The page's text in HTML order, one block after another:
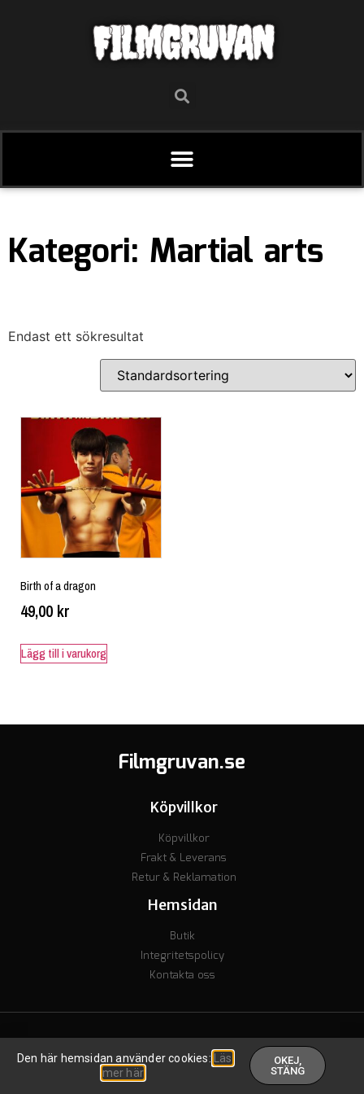
FILMGRUVAN
Kategori: Martial arts
Endast ett sökresultat
Birth of a dragon
49,00 kr
Lägg till i varukorg
Filmgruvan.se
Köpvillkor
Köpvillkor
Frakt & Leverans
Retur & Reklamation
Hemsidan
Butik
Integritetspolicy
Kontakta oss
Skapad av inkomstguiden
Den här hemsidan använder cookies:Läs
mer här.
OKEJ,
STÄNG